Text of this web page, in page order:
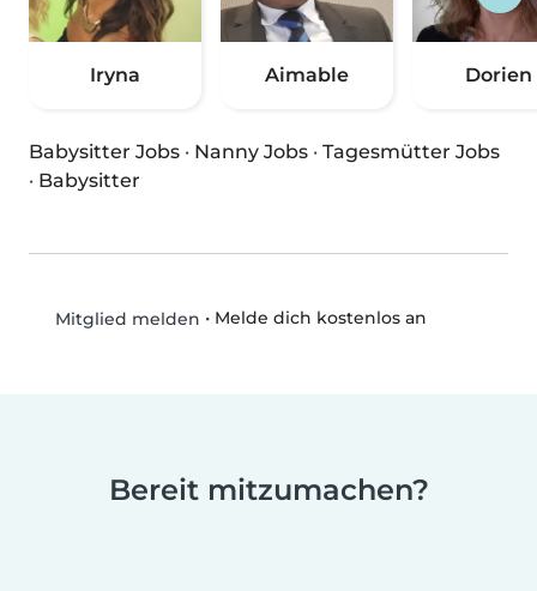
Iryna Aimable Dorien
Babysitter Jobs · Nanny Jobs · Tagesmütter Jobs
· Babysitter
Mitglied melden • Melde dich kostenlos an
Bereit mitzumachen?